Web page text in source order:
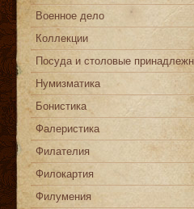
Военное дело
Коллекции
Посуда и столовые
Нумизматика
Бонистика
Фалеристика
Филателия
Филокартия
Филумения